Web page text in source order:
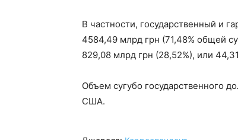
В частности, государственный и
4584,49 млрд грн (71,48% общей
829,08 млрд грн (28,52%), или
Объем сугубо государственного
США.